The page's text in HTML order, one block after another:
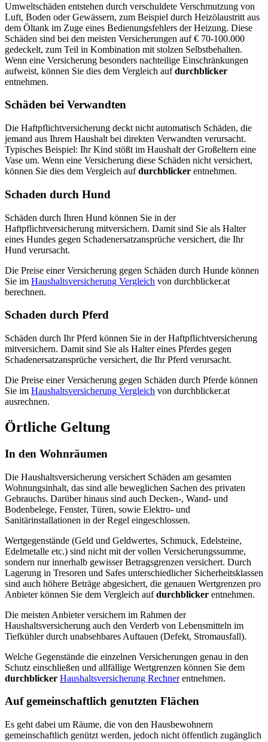
Umweltschäden entstehen durch verschuldete Verschmutzung von
Luft, Boden oder Gewässern, zum Beispiel durch Heizölaustritt aus
dem Öltank im Zuge eines Bedienungsfehlers der Heizung. Diese
Schäden sind bei den meisten Versicherungen auf € 70-100.000
gedeckelt, zum Teil in Kombination mit stolzen Selbstbehalten.
Wenn eine Versicherung besonders nachteilige Einschränkungen
aufweist, können Sie dies dem Vergleich aufdurchblicker
entnehmen.
Schäden bei Verwandten
Die Haftpflichtversicherung deckt nicht automatisch Schäden, die
jemand aus Ihrem Haushalt bei direkten Verwandten verursacht.
Typisches Beispiel: Ihr Kind stößt im Haushalt der Großeltern eine
Vase um. Wenn eine Versicherung diese Schäden nicht versichert,
können Sie dies dem Vergleich aufdurchblicker entnehmen.
Schaden durch Hund
Schäden durch Ihren Hund können Sie in der
Haftpflichtversicherung mitversichern. Damit sind Sie als Halter
eines Hundes gegen Schadenersatzansprüche versichert, die Ihr
Hund verursacht.
Die Preise einer Versicherung gegen Schäden durch Hunde können
Sie im Haushaltsversicherung Vergleich von durchblicker.at
berechnen.
Schaden durch Pferd
Schäden durch Ihr Pferd können Sie in der Haftpflichtversicherung
mitversichern. Damit sind Sie als Halter eines Pferdes gegen
Schadenersatzansprüche versichert, die Ihr Pferd verursacht.
Die Preise einer Versicherung gegen Schäden durch Pferde können
Sie im Haushaltsversicherung Vergleich von durchblicker.at
ausrechnen.
Örtliche Geltung
In den Wohnräumen
Die Haushaltsversicherung versichert Schäden am gesamten
Wohnungsinhalt, das sind alle beweglichen Sachen des privaten
Gebrauchs. Darüber hinaus sind auch Decken-, Wand- und
Bodenbelege, Fenster, Türen, sowie Elektro- und
Sanitärinstallationen in der Regel eingeschlossen.
Wertgegenstände (Geld und Geldwertes, Schmuck, Edelsteine,
Edelmetalle etc.) sind nicht mit der vollen Versicherungssumme,
sondern nur innerhalb gewisser Betragsgrenzen versichert. Durch
Lagerung in Tresoren und Safes unterschiedlicher Sicherheitsklassen
sind auch höhere Beträge abgesichert, die genauen Wertgrenzen pro
Anbieter können Sie dem Vergleich aufdurchblicker entnehmen.
Die meisten Anbieter versichern im Rahmen der
Haushaltsversicherung auch den Verderb von Lebensmitteln im
Tiefkühler durch unabsehbares Auftauen (Defekt, Stromausfall).
Welche Gegenstände die einzelnen Versicherungen genau in den
Schutz einschließen und allfällige Wertgrenzen können Sie dem
durchblicker Haushaltsversicherung Rechnerentnehmen.
Auf gemeinschaftlich genutzten Flächen
Es geht dabei um Räume, die von den Hausbewohnern
gemeinschaftlich genützt werden, jedoch nicht öffentlich zugänglich